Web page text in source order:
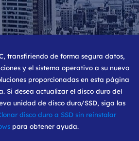
transfiriendo de forma segura datos,
y el sistema operativo a su nuevo
proporcionadas en esta página
Si desea actualizar el disco duro del
unidad de disco duro/SSD, siga las
disco duro a SSD sin reinstalar
para obtener ayuda.